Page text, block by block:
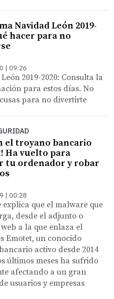
Navidad León 2019-
hacer para no
| 09:26
2019-2020: Consulta la
para estos días. No
para no divertirte
el troyano bancario
Ha vuelto para
tu ordenador y robar
| 00:28
que el malware que
desde el adjunto o
a la que enlaza el
Emotet, un conocido
activo desde 2014
últimos meses ha sufrido
afectando a un gran
usuarios y empresas